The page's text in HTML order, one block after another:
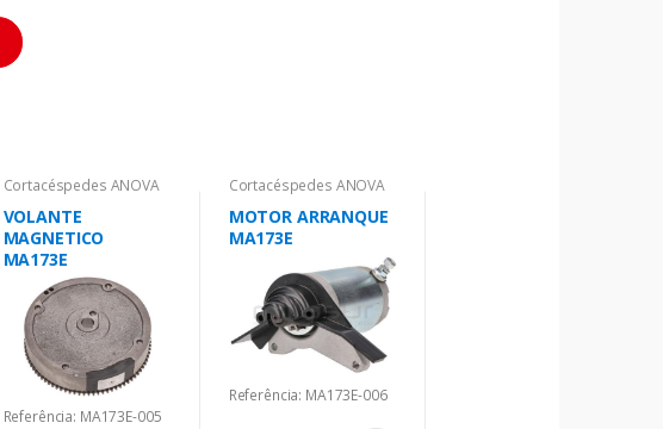
Cortacéspedes ANOVA
VOLANTE
MAGNETICO
MA173E
Referência: MA173E-005
Cortacéspedes ANOVA
MOTOR ARRANQUE
MA173E
Referência: MA173E-006